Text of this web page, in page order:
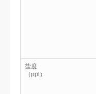
盐度
（ppt）